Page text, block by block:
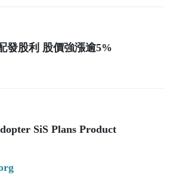
發股利 股價強漲逾5%
SiS Plans Product